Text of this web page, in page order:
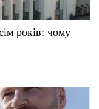
років: чому